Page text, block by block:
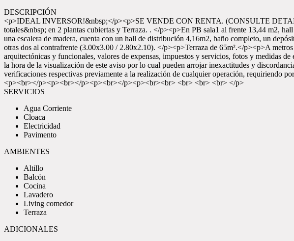
DESCRIPCIÓN
<p>IDEAL INVERSOR!&nbsp;</p><p>SE VENDE CON RENTA. (CONSULTE
totales&nbsp; en 2 plantas cubiertas y Terraza. . </p><p>En PB sala1 al frente 13,44 m2,
una escalera de madera, cuenta con un hall de distribución 4,16m2, baño completo, un
otras dos al contrafrente (3.00x3.00 / 2.80x2.10). </p><p>Terraza de 65m².</p><p>A
arquitectónicas y funcionales, valores de expensas, impuestos y servicios, fotos y medidas
la hora de la visualización de este aviso por lo cual pueden arrojar inexactitudes y
verificaciones respectivas previamente a la realización de cualquier operación, requiriendo
<p><br></p><p><br></p><p><br></p><p><br><br> <br> <br> <br> </p>
SERVICIOS
Agua Corriente
Cloaca
Electricidad
Pavimento
AMBIENTES
Altillo
Balcón
Cocina
Lavadero
Living comedor
Terraza
ADICIONALES